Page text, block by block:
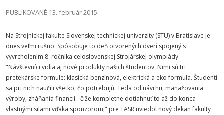
PUBLIKOVANÉ 13. február 2015
Na Strojníckej fakulte Slovenskej technickej univerzity (STU) v Bratislave je
dnes veľmi rušno. Spôsobuje to deň otvorených dverí spojený s
vyvrcholením 8. ročníka celoslovenskej Strojárskej olympiády.
"Návštevníci vidia aj nové produkty našich študentov. Nimi sú tri
pretekárske formule: klasická benzínová, elektrická a eko formula. Študenti
sa pri nich naučili všetko, čo potrebujú. Teda od návrhu, manažovania
výroby, zháňania financií - čiže kompletne dotiahnuť to až do konca
vlastnými silami vďaka sponzorom," pre TASR uviedol nový dekan fakulty